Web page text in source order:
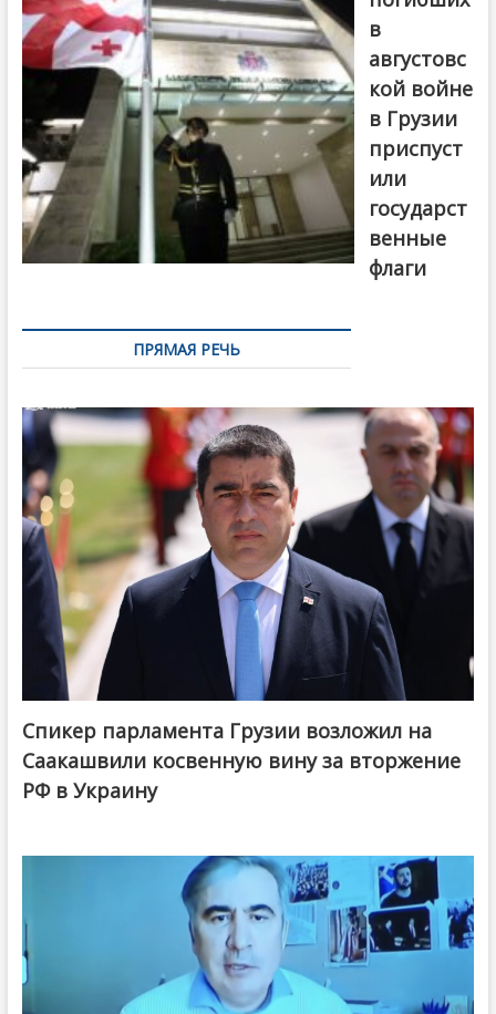
в
августовс
кой войне
в Грузии
приспуст
или
государст
венные
флаги
ПРЯМАЯ РЕЧЬ
Спикер парламента Грузии возложил на
Саакашвили косвенную вину за вторжение
РФ в Украину